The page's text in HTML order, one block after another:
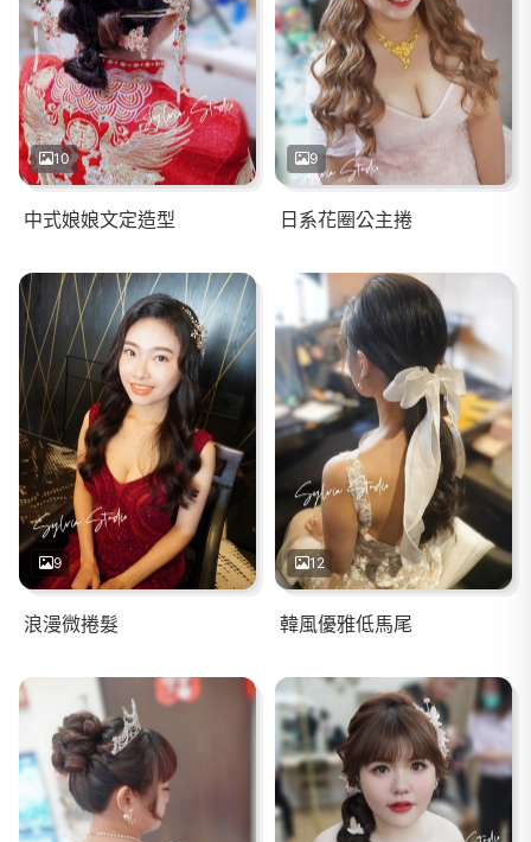
10
中式娘娘文定造型
9
日系花圈公主捲
9
浪漫微捲髮
12
韓風優雅低馬尾